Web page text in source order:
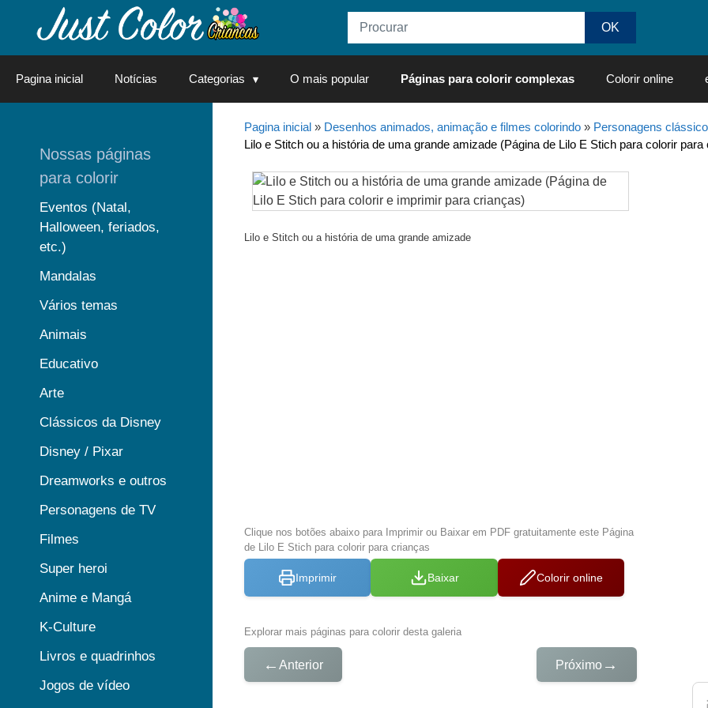
Pagina inicial Notícias Categorias O mais popular Páginas para colorir complexas Colorir online
Pagina inicial» Desenhos animados, animação e filmes colorindo» Personagens
Lilo e Stitch ou a história de uma grande amizade (Página de Lilo E Stich para colorir para
Lilo e Stitch ou a história de uma grande amizade
Clique nos botões abaixo para Imprimir ou Baixar em PDF gratuitamente este Página
de Lilo E Stich para colorir para crianças
Imprimir Baixar Colorir online
Explorar mais páginas para colorir desta galeria
← Anterior Próximo →
Nossas páginas
para colorir
Eventos (Natal,
Halloween, feriados,
etc.)
Mandalas
Vários temas
Animais
Educativo
Arte
Clássicos da Disney
Disney / Pixar
Dreamworks e outros
Personagens de TV
Filmes
Super heroi
Anime e Mangá
K-Culture
Livros e quadrinhos
Jogos de vídeo